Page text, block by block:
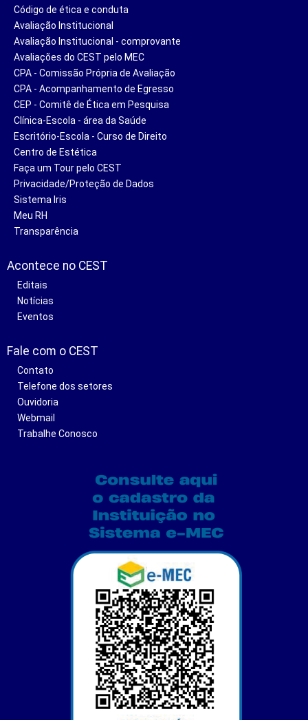
Código de ética e conduta
Avaliação Institucional
Avaliação Institucional - comprovante
Avaliações do CEST pelo MEC
CPA - Comissão Própria de Avaliação
CPA - Acompanhamento de Egresso
CEP - Comitê de Ética em Pesquisa
Clínica-Escola - área da Saúde
Escritório-Escola - Curso de Direito
Centro de Estética
Faça um Tour pelo CEST
Privacidade/Proteção de Dados
Sistema Iris
Meu RH
Transparência
Acontece no CEST
Editais
Notícias
Eventos
Fale com o CEST
Contato
Telefone dos setores
Ouvidoria
Webmail
Trabalhe Conosco